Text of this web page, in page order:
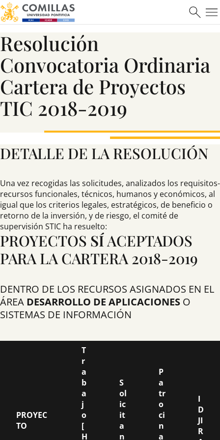
Resolución
Convocatoria Ordinaria
Cartera de Proyectos
TIC 2018-2019
DETALLE DE LA RESOLUCIÓN
Una vez recogidas las solicitudes, analizados los requisitos-
recursos funcionales, técnicos, humanos y económicos, al
igual que los criterios legales, estratégicos, de beneficio o
retorno de la inversión, y de riesgo, el comité de
supervisión STIC ha resuelto:
PROYECTOS SÍACEPTADOS
PARA LA CARTERA 2018-2019
DENTRO DE LOS RECURSOS ASIGNADOS EN EL
ÁREA DESARROLLO DE APLICACIONES O
SISTEMAS DE INFORMACIÓN
PROYEC
TO
T
r
a
b
a
j
o
[
H
S
ol
ic
it
a
n
P
a
tr
o
ci
n
a
I
D
JI
R